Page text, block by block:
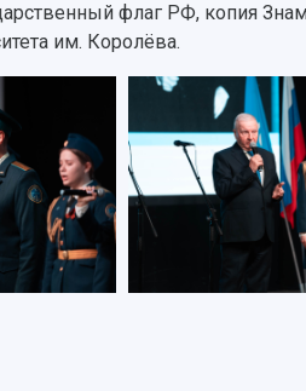
флаг РФ, копия
им. Королёва.